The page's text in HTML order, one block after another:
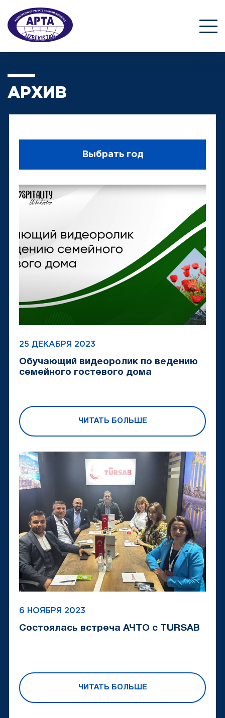
АРХИВ
25 ДЕКАБРЯ 2023
Обучающий видеоролик по ведению
семейного гостевого дома
ЧИТАТЬ БОЛЬШЕ
6 НОЯБРЯ 2023
Состоялась встреча АЧТО с TURSAB
ЧИТАТЬ БОЛЬШЕ
Выбрать год